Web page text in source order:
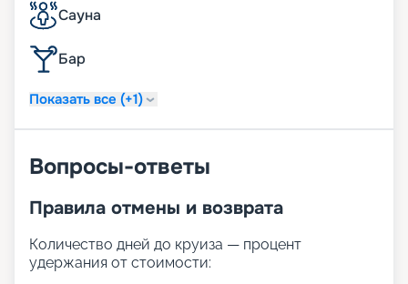
Сауна
Бар
Показать все (+1)
Вопросы-ответы
Правила отмены и возврата
Количество дней до круиза — процент
удержания от стоимости: